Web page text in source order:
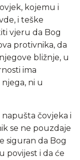
kojemu i
i teške
vjeru da Bog
protivnika, da
bližnje, u
ima
ni u
čovjeka i
se ne pouzdaje
siguran da Bog
povijest i da će